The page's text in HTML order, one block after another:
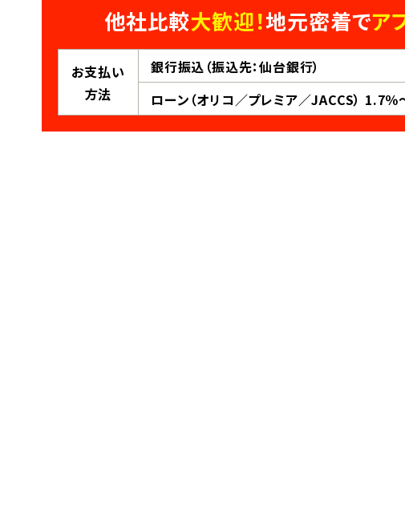
他社比較大歓迎！地元密着でア
お支払い
方法
銀行振込（振込先：仙台銀行）
ローン（オリコ／プレミア／JACCS） 1.7％